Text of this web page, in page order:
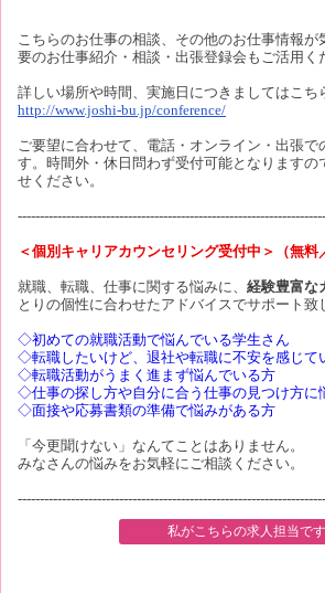
こちらのお仕事の相談、その他のお仕事情報が
要のお仕事紹介・相談・出張登録会もご活用く
詳しい場所や時間、実施日につきましてはこち
http://www.joshi-bu.jp/conference/
ご要望に合わせて、電話・オンライン・出張で
す。時間外・休日問わず受付可能となりますの
せください。
＜個別キャリアカウンセリング受付中＞（無料
就職、転職、仕事に関する悩みに、 経験豊富な
とりの個性に合わせたアドバイスでサポート致
◇初めての就職活動で悩んでいる学生さん
◇転職したいけど、退社や転職に不安を感じて
◇転職活動がうまく進まず悩んでいる方
◇仕事の探し方や自分に合う仕事の見つけ方に
◇面接や応募書類の準備で悩みがある方
「今更聞けない」なんてことはありません。
みなさんの悩みをお気軽にご相談ください。
私がこちらの求人担当です